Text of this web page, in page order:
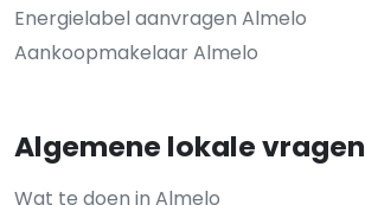
Energielabel aanvragen Almelo
Aankoopmakelaar Almelo
Algemene lokale vragen
Wat te doen in Almelo